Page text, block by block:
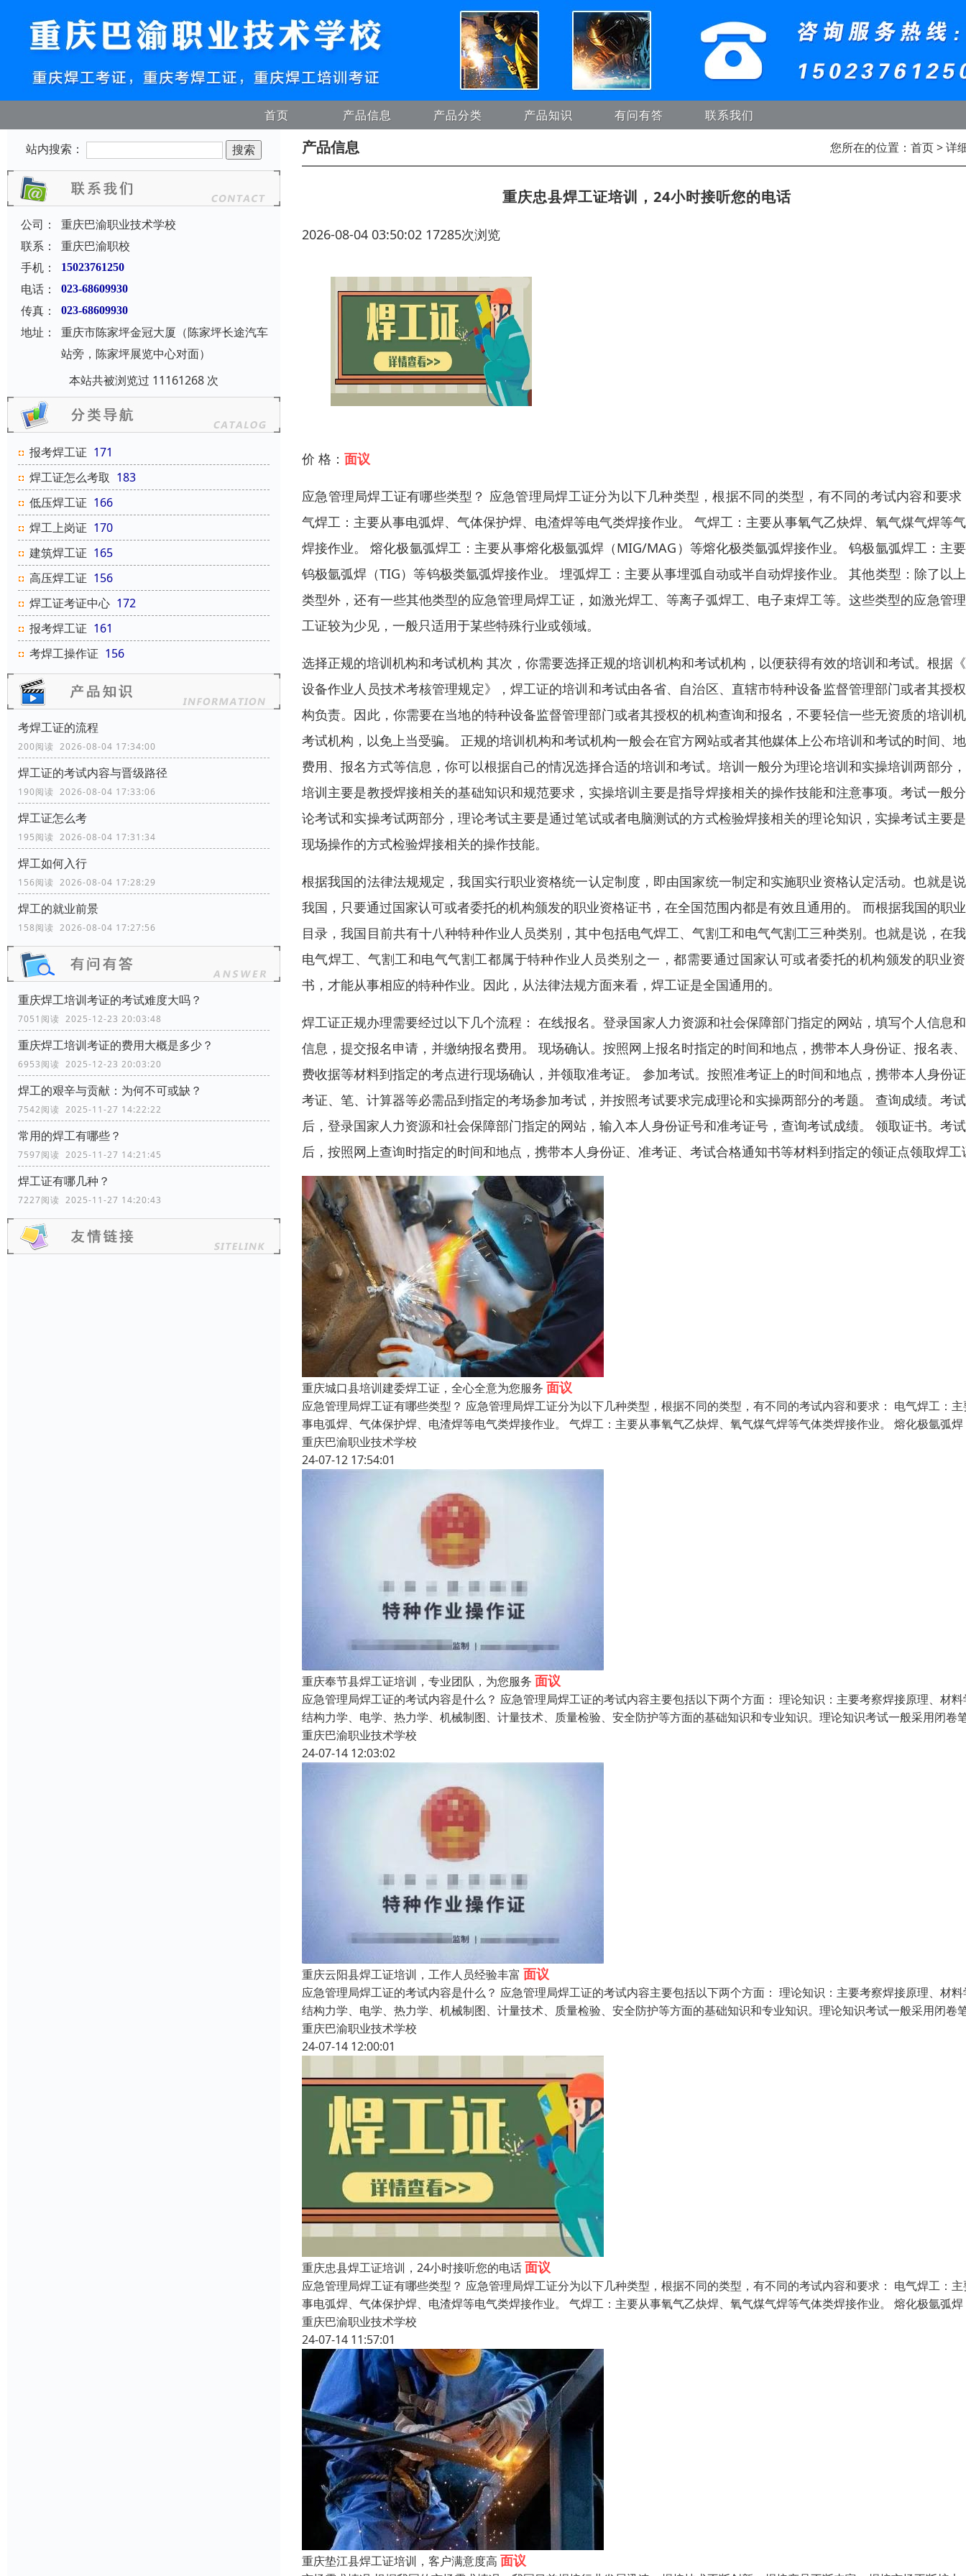
首页 产品信息 产品分类 产品知识 有问有答 联系我们
站内搜索：
公司：
重庆巴渝职业技术学校
联系：
重庆巴渝职校
手机：
15023761250
电话： 023-68609930
传真： 023-68609930
地址：
重庆市陈家坪金冠大厦（陈家坪长途汽车
站旁，陈家坪展览中心对面）
本站共被浏览过 11161268 次
报考焊工证 171
焊工证怎么考取 183
低压焊工证 166
焊工上岗证 170
建筑焊工证 165
高压焊工证 156
焊工证考证中心 172
报考焊工证 161
考焊工操作证 156
考焊工证的流程
200阅读 2026-08-04 17:34:00
焊工证的考试内容与晋级路径
190阅读 2026-08-04 17:33:06
焊工证怎么考
195阅读 2026-08-04 17:31:34
焊工如何入行
156阅读 2026-08-04 17:28:29
焊工的就业前景
158阅读 2026-08-04 17:27:56
重庆焊工培训考证的考试难度大吗？
7051阅读 2025-12-23 20:03:48
重庆焊工培训考证的费用大概是多少？
6953阅读 2025-12-23 20:03:20
焊工的艰辛与贡献：为何不可或缺？
7542阅读 2025-11-27 14:22:22
常用的焊工有哪些？
7597阅读 2025-11-27 14:21:45
焊工证有哪几种？
7227阅读 2025-11-27 14:20:43
产品信息 您所在的位置： 首页> 详
重庆忠县焊工证培训，24小时接听您的电话
2026-08-04 03:50:02 17285次浏览
价 格： 面议
应急管理局焊工证有哪些类型？ 应急管理局焊工证分为以下几种类型，根据不同的类型，有不同的考试内容和要求
气焊工：主要从事电弧焊、气体保护焊、电渣焊等电气类焊接作业。 气焊工：主要从事氧气乙炔焊、氧气煤气焊等
焊接作业。 熔化极氩弧焊工：主要从事熔化极氩弧焊（MIG/MAG）等熔化极类氩弧焊接作业。 钨极氩弧焊工：主
钨极氩弧焊（TIG）等钨极类氩弧焊接作业。 埋弧焊工：主要从事埋弧自动或半自动焊接作业。 其他类型：除了以
类型外，还有一些其他类型的应急管理局焊工证，如激光焊工、等离子弧焊工、电子束焊工等。这些类型的应急管
工证较为少见，一般只适用于某些特殊行业或领域。
选择正规的培训机构和考试机构 其次，你需要选择正规的培训机构和考试机构，以便获得有效的培训和考试。根据
设备作业人员技术考核管理规定》，焊工证的培训和考试由各省、自治区、直辖市特种设备监督管理部门或者其授
构负责。因此，你需要在当地的特种设备监督管理部门或者其授权的机构查询和报名，不要轻信一些无资质的培训
考试机构，以免上当受骗。 正规的培训机构和考试机构一般会在官方网站或者其他媒体上公布培训和考试的时间、
费用、报名方式等信息，你可以根据自己的情况选择合适的培训和考试。培训一般分为理论培训和实操培训两部分
培训主要是教授焊接相关的基础知识和规范要求，实操培训主要是指导焊接相关的操作技能和注意事项。考试一般
论考试和实操考试两部分，理论考试主要是通过笔试或者电脑测试的方式检验焊接相关的理论知识，实操考试主要
现场操作的方式检验焊接相关的操作技能。
根据我国的法律法规规定，我国实行职业资格统一认定制度，即由国家统一制定和实施职业资格认定活动。也就是
我国，只要通过国家认可或者委托的机构颁发的职业资格证书，在全国范围内都是有效且通用的。 而根据我国的职
目录，我国目前共有十八种特种作业人员类别，其中包括电气焊工、气割工和电气气割工三种类别。也就是说，在
电气焊工、气割工和电气气割工都属于特种作业人员类别之一，都需要通过国家认可或者委托的机构颁发的职业
书，才能从事相应的特种作业。因此，从法律法规方面来看，焊工证是全国通用的。
焊工证正规办理需要经过以下几个流程： 在线报名。登录国家人力资源和社会保障部门指定的网站，填写个人信息
信息，提交报名申请，并缴纳报名费用。 现场确认。按照网上报名时指定的时间和地点，携带本人身份证、报名表
费收据等材料到指定的考点进行现场确认，并领取准考证。 参加考试。按照准考证上的时间和地点，携带本人身份
考证、笔、计算器等必需品到指定的考场参加考试，并按照考试要求完成理论和实操两部分的考题。 查询成绩。考
后，登录国家人力资源和社会保障部门指定的网站，输入本人身份证号和准考证号，查询考试成绩。 领取证书。考
后，按照网上查询时指定的时间和地点，携带本人身份证、准考证、考试合格通知书等材料到指定的领证点领取焊工
重庆城口县培训建委焊工证，全心全意为您服务 面议
应急管理局焊工证有哪些类型？ 应急管理局焊工证分为以下几种类型，根据不同的类型，有不同的考试内容和要求： 电气焊工：
事电弧焊、气体保护焊、电渣焊等电气类焊接作业。 气焊工：主要从事氧气乙炔焊、氧气煤气焊等气体类焊接作业。 熔化极氩弧焊
重庆巴渝职业技术学校
24-07-12 17:54:01
重庆奉节县焊工证培训，专业团队，为您服务 面议
应急管理局焊工证的考试内容是什么？ 应急管理局焊工证的考试内容主要包括以下两个方面： 理论知识：主要考察焊接原理、材
结构力学、电学、热力学、机械制图、计量技术、质量检验、安全防护等方面的基础知识和专业知识。理论知识考试一般采用闭卷
重庆巴渝职业技术学校
24-07-14 12:03:02
重庆云阳县焊工证培训，工作人员经验丰富 面议
应急管理局焊工证的考试内容是什么？ 应急管理局焊工证的考试内容主要包括以下两个方面： 理论知识：主要考察焊接原理、材
结构力学、电学、热力学、机械制图、计量技术、质量检验、安全防护等方面的基础知识和专业知识。理论知识考试一般采用闭卷
重庆巴渝职业技术学校
24-07-14 12:00:01
重庆忠县焊工证培训，24小时接听您的电话面议
应急管理局焊工证有哪些类型？ 应急管理局焊工证分为以下几种类型，根据不同的类型，有不同的考试内容和要求： 电气焊工：
事电弧焊、气体保护焊、电渣焊等电气类焊接作业。 气焊工：主要从事氧气乙炔焊、氧气煤气焊等气体类焊接作业。 熔化极氩弧焊
重庆巴渝职业技术学校
24-07-14 11:57:01
重庆垫江县焊工证培训，客户满意度高 面议